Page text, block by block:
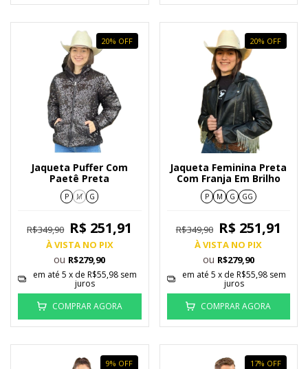
20% OFF
Jaqueta Puffer Com
Paetê Preta
P M G
R$349,90 R$ 251,91
À VISTA NO PIX
ou R$279,90
em até5 x deR$55,98 sem
juros
COMPRAR AGORA
20% OFF
Jaqueta Feminina Preta
Com Franja Em Brilho
P M G GG
R$349,90 R$ 251,91
À VISTA NO PIX
ou R$279,90
em até 5 x de R$55,98 sem
juros
COMPRAR AGORA
9% OFF 17% OFF